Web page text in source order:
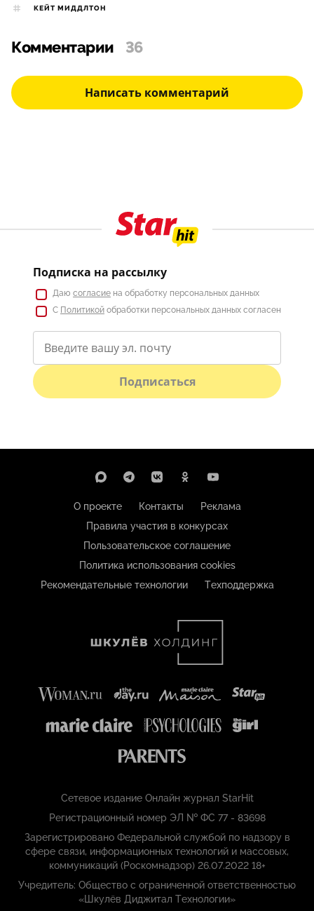
КЕЙТ МИДДЛТОН
Комментарии 36
Написать комментарий
Подписка на рассылку
Даю согласие на обработку персональных данных
С Политикой обработки персональных данных согласен
Подписаться
О проекте Контакты
Реклама
Правила участия в конкурсах
Пользовательское соглашение
Политика использования cookies
Рекомендательные технологии
Техподдержка
Сетевое издание Онлайн журнал StarHit
Регистрационный номер ЭЛ № ФС 77 - 83698
Зарегистрировано Федеральной службой по надзору в
сфере связи, информационных технологий и массовых,
коммуникаций (Роскомнадзор) 26.07.2022 18+
Учредитель: Общество с ограниченной ответственностью
«Шкулёв Диджитал Технологии»